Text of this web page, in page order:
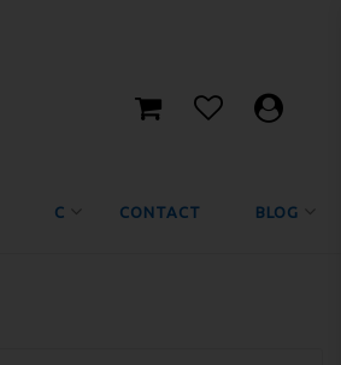
C CONTACT BLOG